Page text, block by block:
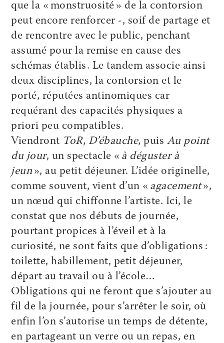
que la « monstruosité » de la contorsion
peut encore renforcer -, soif de partage et
de rencontre avec le public, penchant
assumé pour la remise en cause des
schémas établis. Le tandem associe ainsi
deux disciplines, la contorsion et le
porté, réputées antinomiques car
requérant des capacités physiques a
priori peu compatibles.
Viendront ToR, D’ébauche, puis Au point
du jour, un spectacle « à déguster à
jeun », au petit déjeuner. L’idée originelle,
comme souvent, vient d’un « agacement»,
un nœud qui chiffonne l’artiste. Ici, le
constat que nos débuts de journée,
pourtant propices à l’éveil et à la
curiosité, ne sont faits que d’obligations :
toilette, habillement, petit déjeuner,
départ au travail ou à l’école…
Obligations qui ne feront que s’ajouter au
fil de la journée, pour s’arrêter le soir, où
enfin l’on s’autorise un temps de détente,
en partageant un verre ou un repas, en